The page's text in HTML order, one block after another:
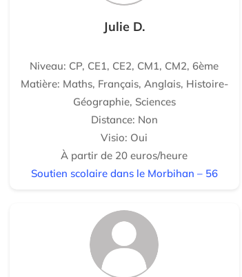
Julie D.
Niveau: CP, CE1, CE2, CM1, CM2, 6ème
Matière: Maths, Français, Anglais, Histoire-
Géographie, Sciences
Distance: Non
Visio: Oui
À partir de 20 euros/heure
Soutien scolaire dans le Morbihan – 56